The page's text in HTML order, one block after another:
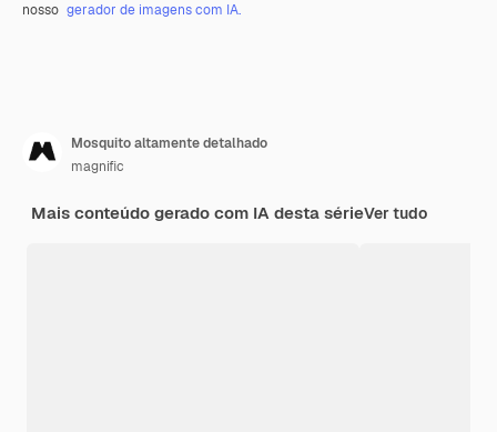
nosso gerador de imagens com IA.
Mosquito altamente detalhado
magnific
Mais conteúdo gerado com IA desta sérieVer tudo